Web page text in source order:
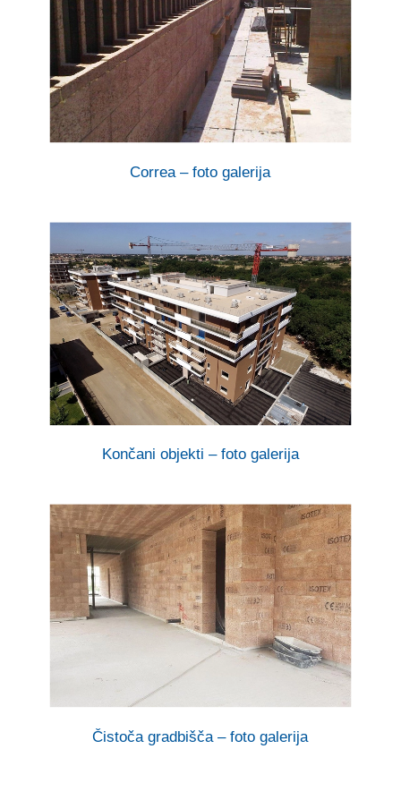
Correa – foto galerija
Končani objekti – foto galerija
Čistoča gradbišča – foto galerija